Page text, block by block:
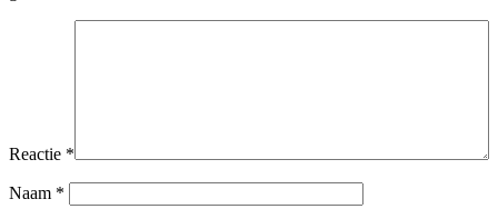
Reactie *
Naam *